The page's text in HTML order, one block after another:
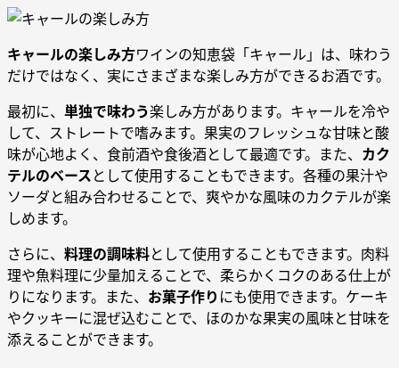
キャールの楽しみ方ワインの知恵袋「キャール」は、味わう
だけではなく、実にさまざまな楽しみ方ができるお酒です。
最初に、 単独で味わう楽しみ方があります。キャールを冷や
して、ストレートで嗜みます。果実のフレッシュな甘味と酸
味が心地よく、食前酒や食後酒として最適です。また、 カク
テルのベースとして使用することもできます。各種の果汁や
ソーダと組み合わせることで、爽やかな風味のカクテルが楽
しめます。
さらに、 料理の調味料として使用することもできます。肉料
理や魚料理に少量加えることで、柔らかくコクのある仕上が
りになります。また、 お菓子作り にも使用できます。ケーキ
やクッキーに混ぜ込むことで、ほのかな果実の風味と甘味を
添えることができます。